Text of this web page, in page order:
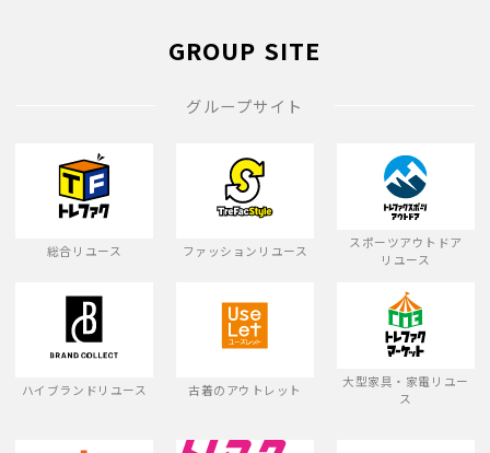
GROUP SITE
グループサイト
総合リユース ファッションリユース
スポーツアウトドア
リユース
ハイブランドリユース 古着のアウトレット
大型家具・家電リユー
ス